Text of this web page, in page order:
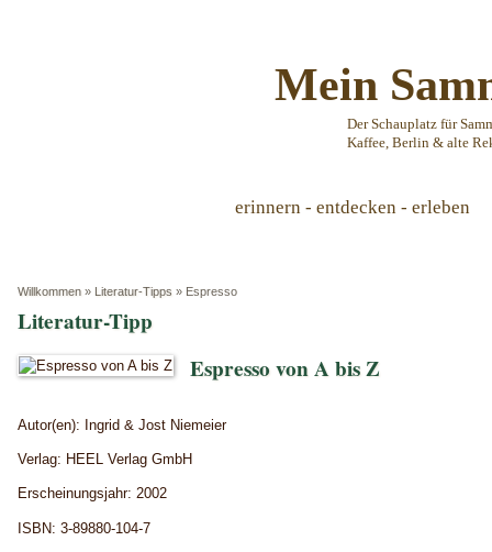
Mein
Der Schauplatz für
Kaffee, Berlin & alte
erinnern - entdecken - erleben
Willkommen » Literatur-Tipps » Espresso
Literatur-Tipp
Espresso von A bis Z
Autor(en): Ingrid & Jost Niemeier
Verlag: HEEL Verlag GmbH
Erscheinungsjahr: 2002
ISBN: 3-89880-104-7